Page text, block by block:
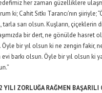
her zaman güzelliklere
ki; Cahit Sıtkı Tarancı’nın şiiriyle;
tarla sarı olsun. Kuşların, çiçeklerin
bir dert, ne gönülde hasret
bir yıl olsun ki ne zengin fakir,
barkı olsun. Öyle bir yıl olsun ki
YILI ZORLUĞA RAĞMEN BAŞARILI